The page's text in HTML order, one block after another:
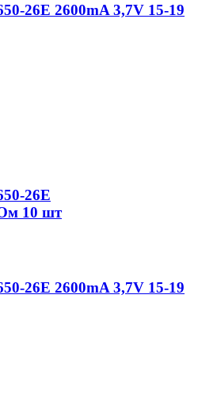
26E 2600mA 3,7V 15-19
26E
10 шт
26E 2600mA 3,7V 15-19